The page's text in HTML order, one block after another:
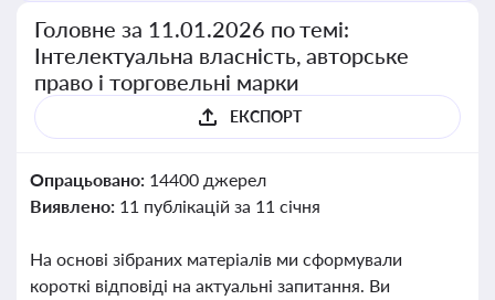
Головне за 11.01.2026 по темі:
Інтелектуальна власність, авторське
право і торговельні марки
ЕКСПОРТ
Опрацьовано: 14400 джерел
Виявлено: 11 публікацій за 11 січня
На основі зібраних матеріалів ми сформували
короткі відповіді на актуальні запитання. Ви